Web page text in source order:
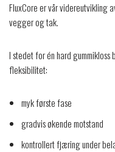
FluxCore er vår videreutvikling
vegger og tak.
I stedet for én hard
fleksibilitet:
myk første fase
gradvis økende motstand
kontrollert fjæring under